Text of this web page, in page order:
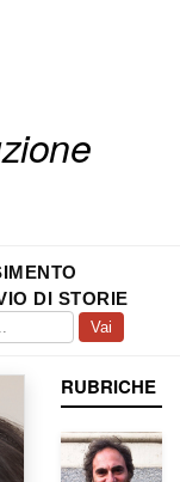
DI STORIE
Vai
RUBRICHE